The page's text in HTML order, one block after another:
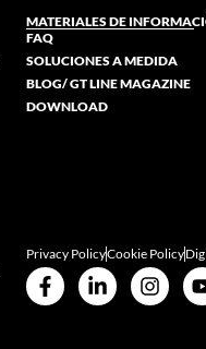
MATERIALES DE
FAQ
SOLUCIONES A MEDIDA
BLOG/ GT LINE MAGAZINE
DOWNLOAD
Privacy PolicyCookie Policy